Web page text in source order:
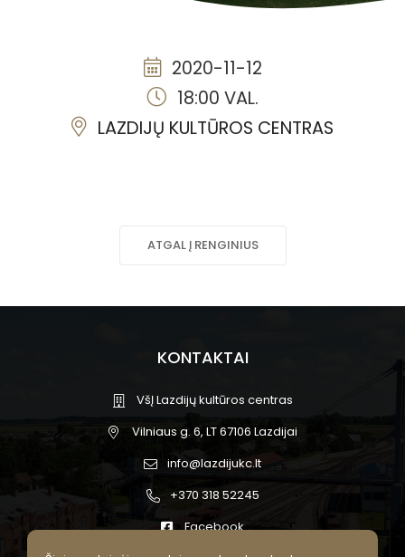
2020-11-12
18:00 VAL.
LAZDIJŲ KULTŪROS CENTRAS
ATGAL Į RENGINIUS
KONTAKTAI
VšĮ Lazdijų kultūros centras
Vilniaus g. 6, LT 67106 Lazdijai
info@lazdijukc.lt
+370 318 52245
Facebook